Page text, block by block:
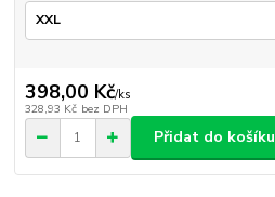
398,00 Kč/ks
328,93 Kč bez DPH
Přidat do košíku